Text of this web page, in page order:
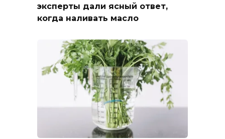
эксперты дали ясный ответ,
когда наливать масло